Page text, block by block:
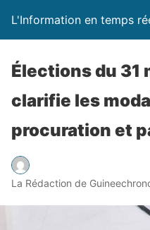
L'Information en temps
Élections du 31
clarifie les
procuration et
La Rédaction de